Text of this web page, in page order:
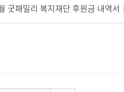
굿패밀리 복지재단 후원금 내역서